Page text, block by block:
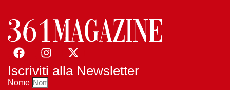
Iscriviti alla Newsletter
Nome